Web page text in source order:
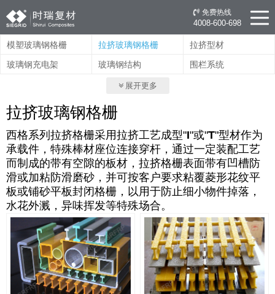
免费热线
4008-600-698
模塑玻璃钢格栅 拉挤玻璃钢格栅
拉挤型材
玻璃钢充电架
玻璃钢结构 围栏系统
展开更多
拉挤玻璃钢格栅
西格系列拉挤格栅采用拉挤工艺成型"I"或"T"型材作为
承载件，特殊棒材座位连接穿杆，通过一定装配工艺
而制成的带有空隙的板材，拉挤格栅表面带有凹槽防
滑或加粘防滑磨砂，并可按客户要求粘覆菱形花纹平
板或铺砂平板封闭格栅，以用于防止细小物件掉落，
水花外溅，异味挥发等特殊场合。